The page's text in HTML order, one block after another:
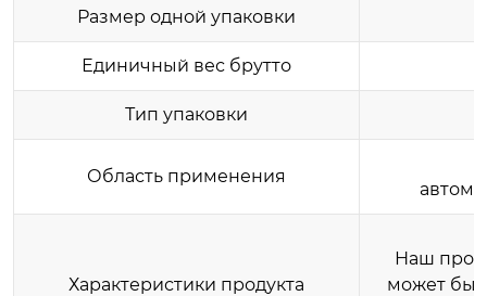
Размер одной упаковки
Единичный вес брутто
Тип упаковки
Область применения
Характеристики продукта
Наш
может